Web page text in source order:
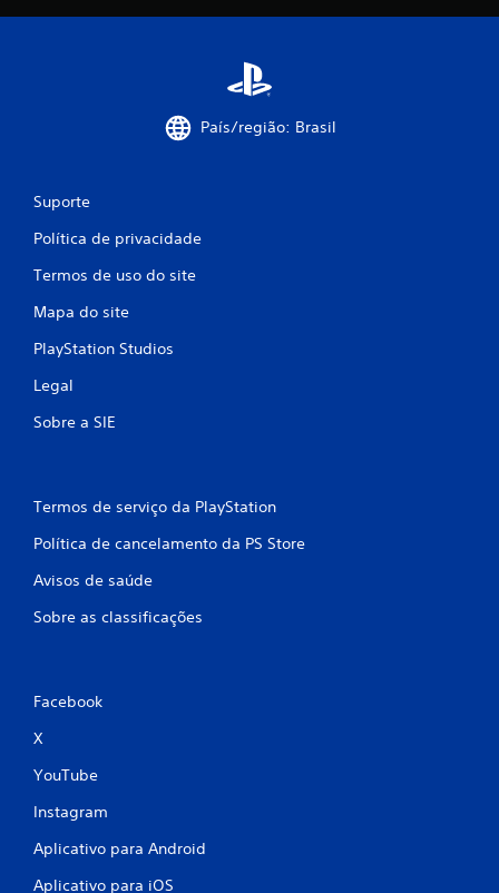
País/região: Brasil
Suporte
Política de privacidade
Termos de uso do site
Mapa do site
PlayStation Studios
Legal
Sobre a SIE
Termos de serviço da PlayStation
Política de cancelamento da PS Store
Avisos de saúde
Sobre as classificações
Facebook
X
YouTube
Instagram
Aplicativo para Android
Aplicativo para iOS